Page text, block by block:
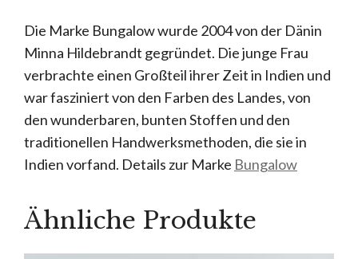
Die Marke Bungalow wurde 2004 von der Dänin
Minna Hildebrandt gegründet. Die junge Frau
verbrachte einen Großteil ihrer Zeit in Indien und
war fasziniert von den Farben des Landes, von
den wunderbaren, bunten Stoffen und den
traditionellen Handwerksmethoden, die sie in
Indien vorfand. Details zur Marke Bungalow
Ähnliche Produkte